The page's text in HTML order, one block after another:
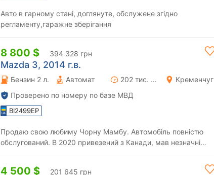
Авто в гарному стані, доглянуте, обслужене згідно
регламенту,гаражне зберігання
8 800 $ 394 328 грн
Mazda 3, 2014 г.в.
Бензин 2 л. Автомат 202 тис. км
Кременчуг
Проверено по номеру по базе МВД
BI2499EP
Продаю свою любиму Чорну Мамбу. Автомобіль повністю
обслугований. В 2020 привезений з Канади, мав незначні
4 500 $ 201 645 грн